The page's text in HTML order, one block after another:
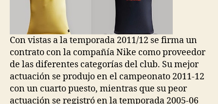
Con vistas a la temporada 2011/12 se firma un
contrato con la compañía Nike como proveedor
de las diferentes categorías del club. Su mejor
actuación se produjo en el campeonato 2011-12
con un cuarto puesto, mientras que su peor
actuación se registró en la temporada 2005-06